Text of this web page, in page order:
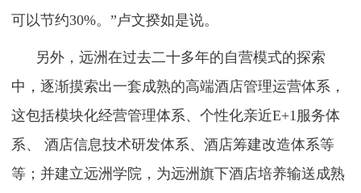
可以节约30%。”卢文揆如是说。
另外，远洲在过去二十多年的自营模式的探索
中，逐渐摸索出一套成熟的高端酒店管理运营体系，
这包括模块化经营管理体系、个性化亲近E+1服务体
系、 酒店信息技术研发体系、酒店筹建改造体系等
等；并建立远洲学院，为远洲旗下酒店培养输送成熟